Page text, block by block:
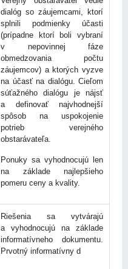
dialóg so záujemcami, ktorí
splnili podmienky účasti
(prípadne ktorí boli vybraní
v nepovinnej fáze
obmedzovania počtu
záujemcov) a ktorých vyzve
na účasť na dialógu. Cieľom
súťažného dialógu je nájsť
a definovať najvhodnejší
spôsob na uspokojenie
potrieb verejného
obstarávateľa.
Ponuky sa vyhodnocujú len
na základe najlepšieho
pomeru ceny a kvality.
Riešenia sa vytvárajú
a vyhodnocujú na základe
informatívneho dokumentu.
Prvotný informatívny d